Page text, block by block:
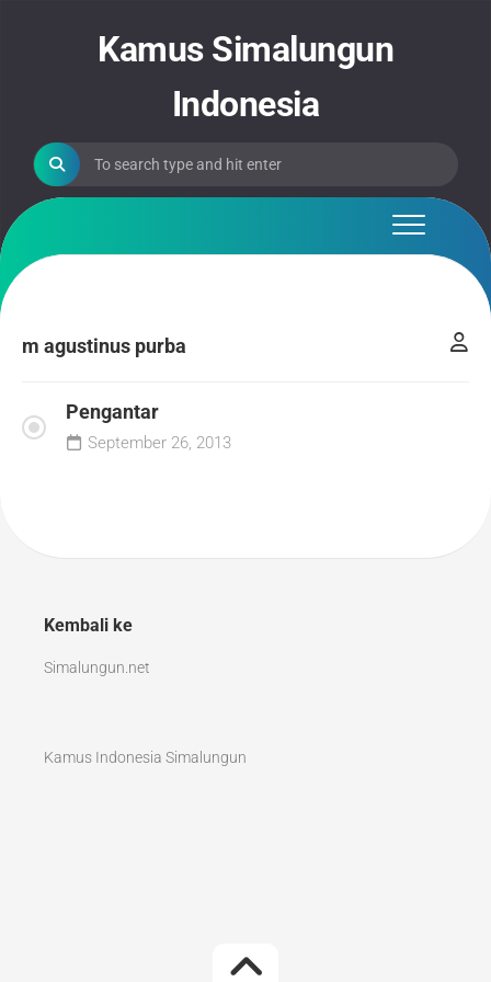
Kamus Simalungun
Indonesia
m agustinus purba
Pengantar
September 26, 2013
Kembali ke
Simalungun.net
Kamus Indonesia Simalungun